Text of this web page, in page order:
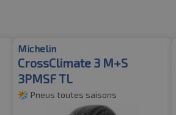
Michelin
CrossClimate 3 M+S
3PMSF TL
Pneus toutes saisons